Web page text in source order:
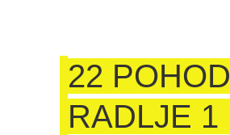
22 POHOD
RADLJE 1